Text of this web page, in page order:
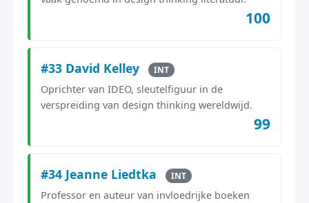
100
#33 David Kelley INT
Oprichter van IDEO, sleutelfiguur in de
verspreiding van design thinking wereldwijd.
99
#34 Jeanne Liedtka INT
Professor en auteur van invloedrijke boeken